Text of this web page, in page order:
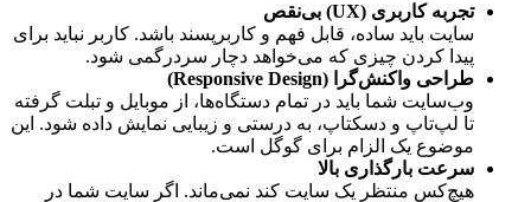
تجربه کاربری (UX) بی‌نقص
سایت باید ساده، قابل فهم و کاربرپسند باشد. کاربر نباید برای
پیدا کردن چیزی که می‌خواهد دچار سردرگمی شود.
طراحی واکنش‌گرا (Responsive Design)
وب‌سایت شما باید در تمام دستگاه‌ها، از موبایل و تبلت گرفته
تا لپ‌تاپ و دسکتاپ، به درستی و زیبایی نمایش داده شود. این
موضوع یک الزام برای گوگل است.
سرعت بارگذاری بالا
هیچ‌کس منتظر یک سایت کند نمی‌ماند. اگر سایت شما در